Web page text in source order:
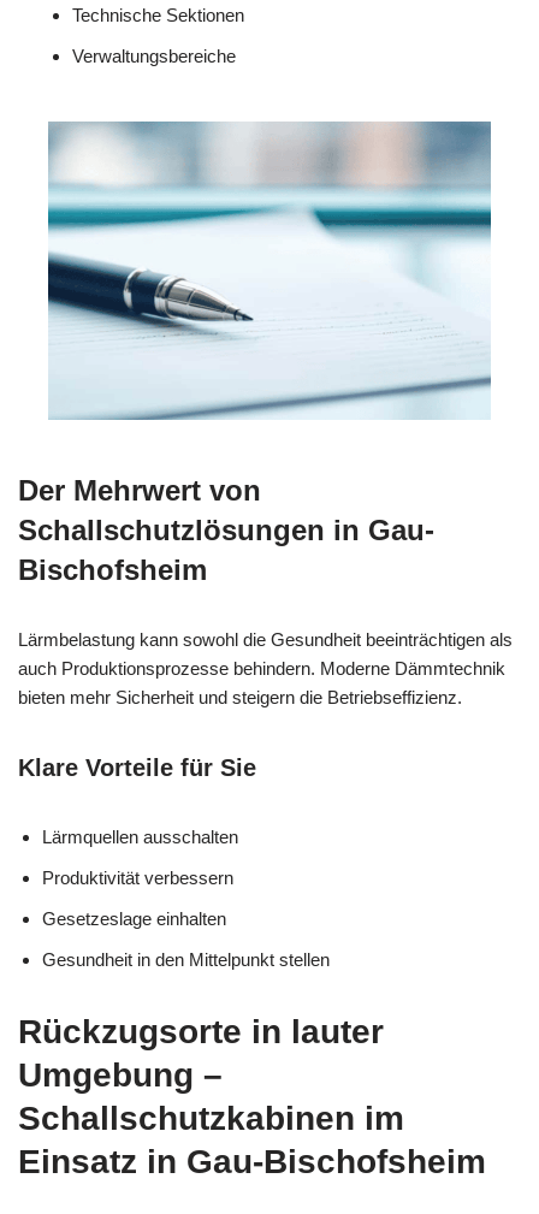
Technische Sektionen
Verwaltungsbereiche
Der Mehrwert von
Schallschutzlösungen in Gau-
Bischofsheim
Lärmbelastung kann sowohl die Gesundheit beeinträchtigen als
auch Produktionsprozesse behindern. Moderne Dämmtechnik
bieten mehr Sicherheit und steigern die Betriebseffizienz.
Klare Vorteile für Sie
Lärmquellen ausschalten
Produktivität verbessern
Gesetzeslage einhalten
Gesundheit in den Mittelpunkt stellen
Rückzugsorte in lauter
Umgebung –
Schallschutzkabinen im
Einsatz in Gau-Bischofsheim